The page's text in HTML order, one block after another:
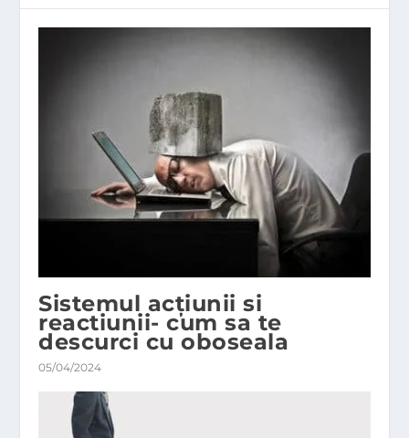
Sistemul acţiunii si
reactiunii- cum sa te
descurci cu oboseala
05/04/2024